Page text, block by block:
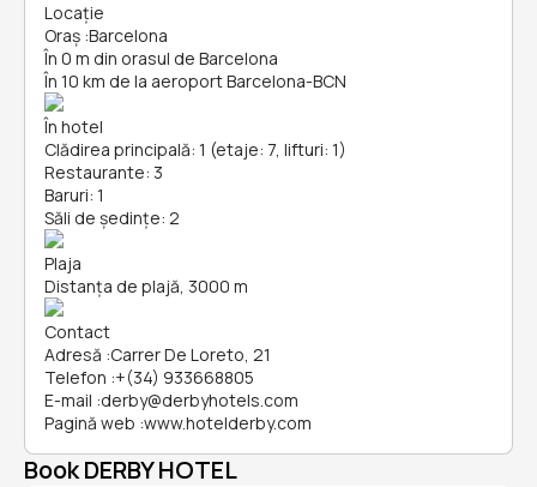
Locație
Oraș :Barcelona
În 0 m din orasul de Barcelona
În 10 km de la aeroport Barcelona-BCN
În hotel
Clădirea principală: 1 (etaje: 7, lifturi: 1)
Restaurante: 3
Baruri: 1
Săli de ședințe: 2
Plaja
Distanța de plajă, 3000 m
Contact
Adresă :Carrer De Loreto, 21
Telefon :+(34) 933668805
E-mail :derby@derbyhotels.com
Pagină web :www.hotelderby.com
Book DERBY HOTEL